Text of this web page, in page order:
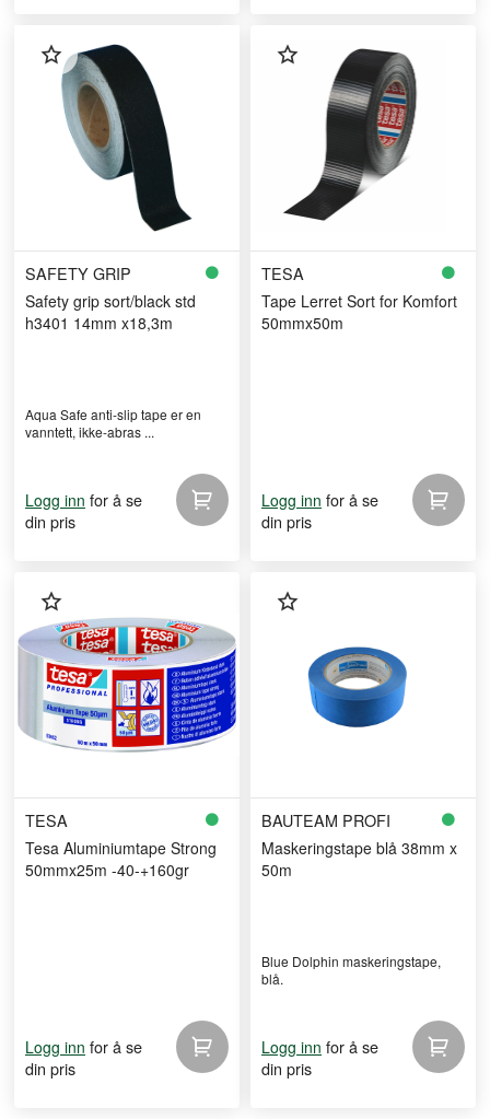
SAFETY GRIP
Safety grip sort/black std
h3401 14mm x18,3m
Aqua Safe anti-slip tape er en
vanntett, ikke-abras ...
Logg inn for å se
din pris
TESA
Tape Lerret Sort for Komfort
50mmx50m
Logg inn for å se
din pris
TESA
Tesa Aluminiumtape Strong
50mmx25m -40-+160gr
Logg inn for å se
din pris
BAUTEAM PROFI
Maskeringstape blå 38mm x
50m
Blue Dolphin maskeringstape,
blå.
Logg inn for å se
din pris